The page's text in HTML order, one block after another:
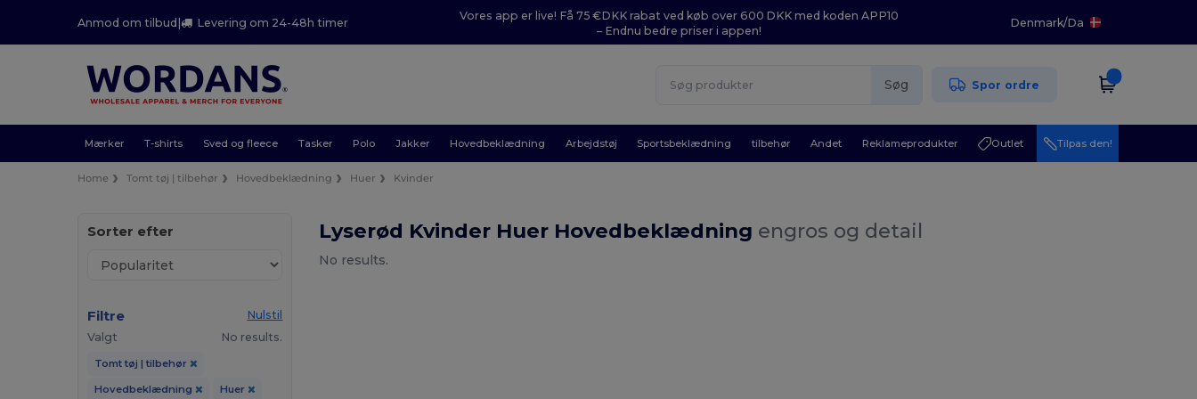
Anmod om tilbud| Levering om 24-48h timer
Vores app er live! Få 75 €DKK rabat ved køb over 600 DKK med koden APP10
– Endnu bedre priser i appen!
Denmark/Da
Søg Spor ordre
Mærker T-shirts Sved og fleece Tasker Polo Jakker Hovedbeklædning Arbejdstøj Sportsbeklædning tilbehør Andet Reklameprodukter Outlet Tilpas den!
Home Tomt tøj | tilbehør Hovedbeklædning Huer Kvinder
Sorter efter
Filtre
Nulstil
Valgt
No results.
Tomt tøj | tilbehør
Hovedbeklædning Huer
Lyserød Kvinder Huer Hovedbeklædning engros og detail
No results.